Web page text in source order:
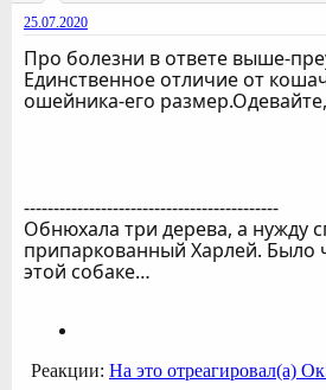
25.07.2020
Про болезни в ответе выше-
Единственное отличие от
ошейника-его
-------------------------------------------
Обнюхала три дерева, а нужду
припаркованный Харлей. Было
этой собаке…
Реакции: На это отреагировал(а)